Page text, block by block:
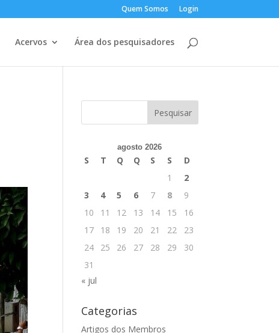
Quem Somos Login
Acervos Área dos pesquisadores
agosto 2026
S T Q Q S S
D
1
2
3
4 5 6 7 8
9
10
11 12 13 14 15
16
17
18 19 20 21 22
23
24
25 26 27 28 29
30
31
« jul
Categorias
Artigos dos Membros